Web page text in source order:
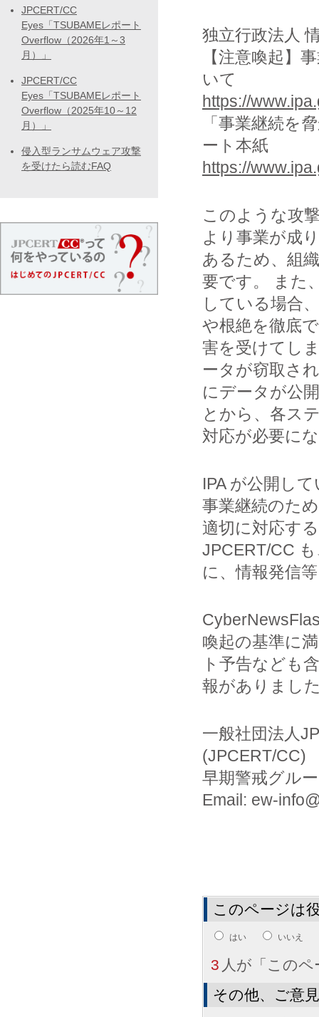
独立行政法人
【注意喚起】
いて
https://
「事業継続を
ート本紙
https://
このような攻
より事業が成
あるため、組
要です。 また
している場合
や根絶を徹底
害を受けてし
ータが窃取さ
にデータが公
とから、各ス
対応が必要に
IPA が公開し
事業継続のた
適切に対応す
JPCERT/CC
に、情報発信
喚起の基準に
ト予告なども
報がありまし
一般社団法人
(JPCERT/CC)
早期警戒グル
Email: ew-
このページは
はい いいえ
3 人が「この
その他、ご意
JPCERT/CC
Eyes「TSUBAMEレポート
Overflow（2026年1～3
月）」
JPCERT/CC
Eyes「TSUBAMEレポート
Overflow（2025年10～12
月）」
侵入型ランサムウェア攻撃
を受けたら読むFAQ